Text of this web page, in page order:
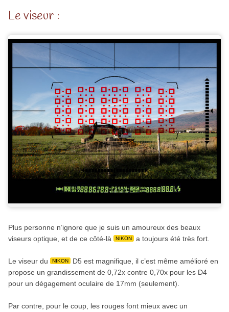
Le viseur :
Plus personne n’ignore que je suis un amoureux des beaux
viseurs optique, et de ce côté-là
NIKON a toujours été très fort.
Le viseur du NIKON D5 est magnifique, il c’est même amélioré en
propose un grandissement de 0,72x contre 0,70x pour les D4
pour un dégagement oculaire de 17mm (seulement).
Par contre, pour le coup, les rouges font mieux avec un